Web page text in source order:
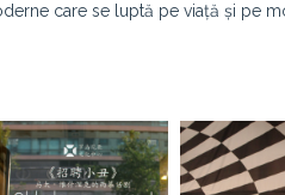
care se luptă pe viață și pe